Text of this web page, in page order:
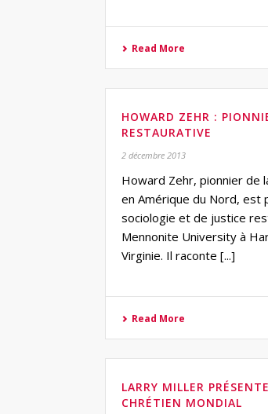
Read More
HOWARD ZEHR :
RESTAURATIVE
2 décembre 2013
Howard Zehr, pionnier de
en Amérique du Nord, est
sociologie et de justice
Mennonite University à
Virginie. Il raconte [...]
Read More
LARRY MILLER
CHRÉTIEN MONDIAL